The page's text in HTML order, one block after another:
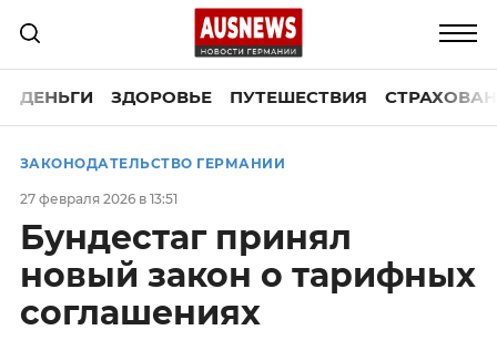
ДЕНЬГИ ЗДОРОВЬЕ ПУТЕШЕСТВИЯ
ЗАКОНОДАТЕЛЬСТВО ГЕРМАНИИ
27 февраля 2026 в 13:51
Бундестаг принял
новый закон о тарифных
соглашениях